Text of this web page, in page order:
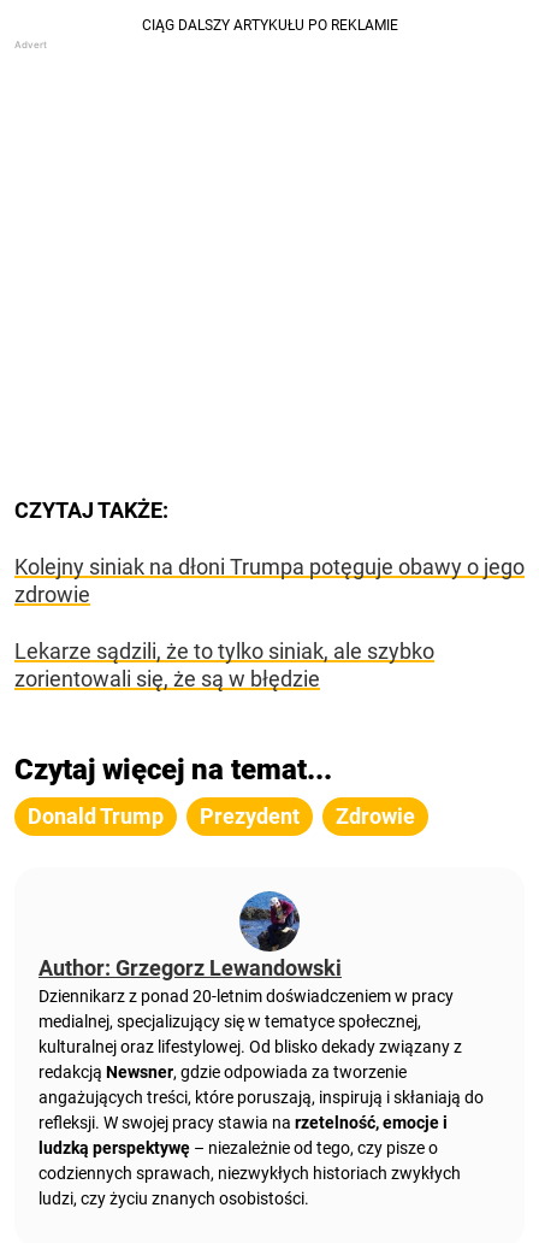
CZYTAJ TAKŻE:
Kolejny siniak na dłoni Trumpa potęguje obawy o jego
zdrowie
Lekarze sądzili, że to tylko siniak, ale szybko
zorientowali się, że są w błędzie
Czytaj więcej na temat...
Donald Trump Prezydent Zdrowie
Author: Grzegorz Lewandowski
Dziennikarz z ponad 20-letnim doświadczeniem w pracy
medialnej, specjalizujący się w tematyce społecznej,
kulturalnej oraz lifestylowej. Od blisko dekady związany z
redakcją Newsner, gdzie odpowiada za tworzenie
angażujących treści, które poruszają, inspirują i skłaniają do
refleksji. W swojej pracy stawia na rzetelność, emocje i
ludzką perspektywę – niezależnie od tego, czy pisze o
codziennych sprawach, niezwykłych historiach zwykłych
ludzi, czy życiu znanych osobistości.